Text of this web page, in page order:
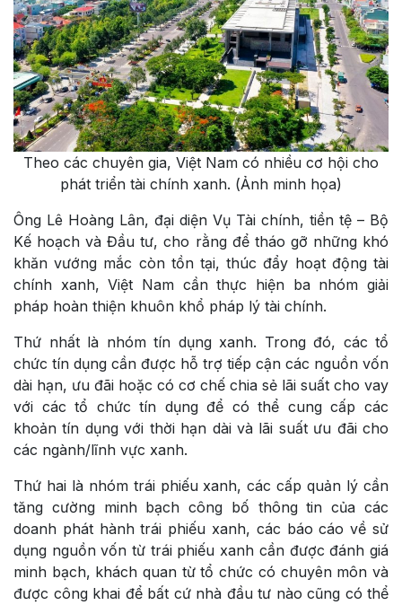
Theo các chuyên gia, Việt Nam có nhiều cơ hội cho
phát triển tài chính xanh. (Ảnh minh họa)
Ông Lê Hoàng Lân, đại diện Vụ Tài chính, tiền tệ – Bộ
Kế hoạch và Đầu tư, cho rằng để tháo gỡ những khó
khăn vướng mắc còn tồn tại, thúc đẩy hoạt động tài
chính xanh, Việt Nam cần thực hiện ba nhóm giải
pháp hoàn thiện khuôn khổ pháp lý tài chính.
Thứ nhất là nhóm tín dụng xanh. Trong đó, các tổ
chức tín dụng cần được hỗ trợ tiếp cận các nguồn vốn
dài hạn, ưu đãi hoặc có cơ chế chia sẻ lãi suất cho vay
với các tổ chức tín dụng để có thể cung cấp các
khoản tín dụng với thời hạn dài và lãi suất ưu đãi cho
các ngành/lĩnh vực xanh.
Thứ hai là nhóm trái phiếu xanh, các cấp quản lý cần
tăng cường minh bạch công bố thông tin của các
doanh phát hành trái phiếu xanh, các báo cáo về sử
dụng nguồn vốn từ trái phiếu xanh cần được đánh giá
minh bạch, khách quan từ tổ chức có chuyên môn và
được công khai để bất cứ nhà đầu tư nào cũng có thể